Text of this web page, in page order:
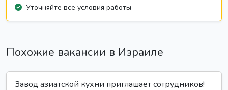
Уточняйте все условия работы
Похожие вакансии в Израиле
Завод азиатской кухни приглашает сотрудников!